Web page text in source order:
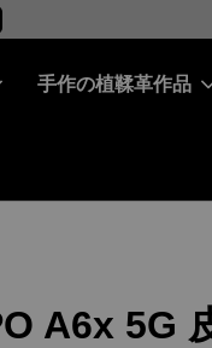
手作の植鞣革作品
A6x 5G